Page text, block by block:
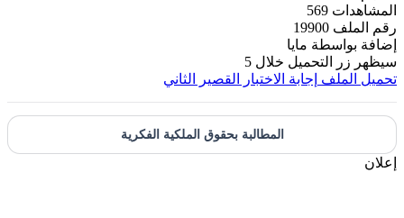
المشاهدات 569
رقم الملف 19900
إضافة بواسطة مايا
سيظهر زر التحميل خلال 5
تحميل الملف
إجابة الاختبار القصير الثاني
المطالبة بحقوق الملكية الفكرية
إعلان